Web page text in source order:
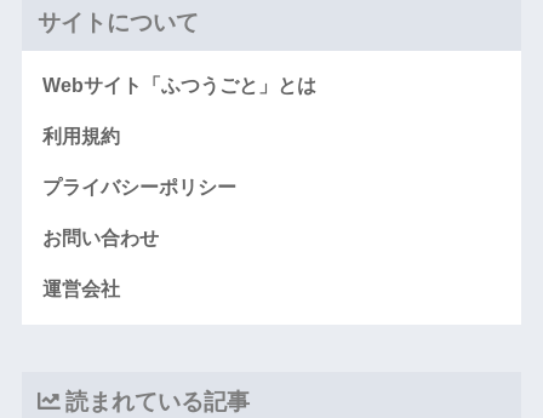
サイトについて
Webサイト「ふつうごと」とは
利用規約
プライバシーポリシー
お問い合わせ
運営会社
読まれている記事